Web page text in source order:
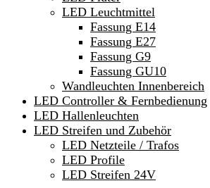
LED Leuchtmittel
Fassung E14
Fassung E27
Fassung G9
Fassung GU10
Wandleuchten Innenbereich
LED Controller & Fernbedienung
LED Hallenleuchten
LED Streifen und Zubehör
LED Netzteile / Trafos
LED Profile
LED Streifen 24V